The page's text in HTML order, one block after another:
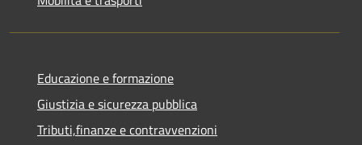
Educazione e formazione
Giustizia e sicurezza pubblica
Tributi,finanze e contravvenzioni